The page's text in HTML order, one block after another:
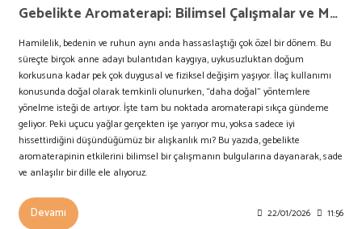
Gebelikte Aromaterapi: Bilimsel Çalışmalar ve Makaleler Ne Diyor?
Hamilelik, bedenin ve ruhun aynı anda hassaslaştığı çok özel bir dönem. Bu
süreçte birçok anne adayı bulantıdan kaygıya, uykusuzluktan doğum
korkusuna kadar pek çok duygusal ve fiziksel değişim yaşıyor. İlaç kullanımı
konusunda doğal olarak temkinli olunurken, “daha doğal” yöntemlere
yönelme isteği de artıyor. İşte tam bu noktada aromaterapi sıkça gündeme
geliyor. Peki uçucu yağlar gerçekten işe yarıyor mu, yoksa sadece iyi
hissettirdiğini düşündüğümüz bir alışkanlık mı? Bu yazıda, gebelikte
aromaterapinin etkilerini bilimsel bir çalışmanın bulgularına dayanarak, sade
ve anlaşılır bir dille ele alıyoruz.
Devamı 22/01/2026 11:56